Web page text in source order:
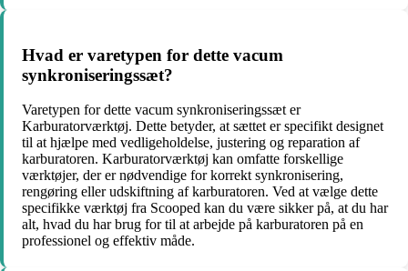
Hvad er varetypen for dette vacum
synkroniseringssæt?
Varetypen for dette vacum synkroniseringssæt er
Karburatorværktøj. Dette betyder, at sættet er specifikt designet
til at hjælpe med vedligeholdelse, justering og reparation af
karburatoren. Karburatorværktøj kan omfatte forskellige
værktøjer, der er nødvendige for korrekt synkronisering,
rengøring eller udskiftning af karburatoren. Ved at vælge dette
specifikke værktøj fra Scooped kan du være sikker på, at du har
alt, hvad du har brug for til at arbejde på karburatoren på en
professionel og effektiv måde.